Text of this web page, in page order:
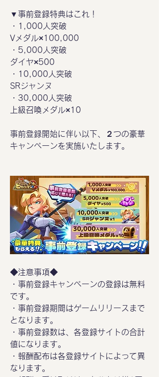
▼事前登録特典はこれ！
・1,000人突破
Vメダル×100,000
・5,000人突破
ダイヤ×500
・10,000人突破
SRジャンヌ
・30,000人突破
上級召喚メダル×10
事前登録開始に伴い以下、２つの豪華
キャンペーンを実施いたします。
◆注意事項◆
・事前登録キャンペーンの登録は無料
です。
・事前登録期間はゲームリリースまで
となります。
・事前登録数は、各登録サイトの合計
値になります。
・報酬配布は各登録サイトによって異
なります。